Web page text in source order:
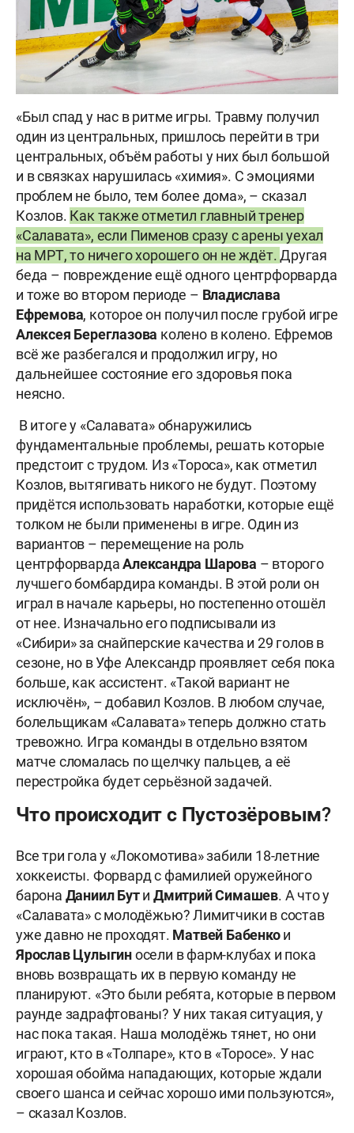
«Был спад у нас в ритме игры. Травму получил
один из центральных, пришлось перейти в три
центральных, объём работы у них был большой
и в связках нарушилась «химия». С эмоциями
проблем не было, тем более дома», – сказал
Козлов. Как также отметил главный тренер
«Салавата», если Пименов сразу с арены уехал
на МРТ, то ничего хорошего он не ждёт.Другая
беда – повреждение ещё одного центрфорварда
и тоже во втором периоде – Владислава
Ефремова, которое он получил после грубой игре
Алексея Береглазова колено в колено. Ефремов
всё же разбегался и продолжил игру, но
дальнейшее состояние его здоровья пока
неясно.
В итоге у «Салавата» обнаружились
фундаментальные проблемы, решать которые
предстоит с трудом. Из «Тороса», как отметил
Козлов, вытягивать никого не будут. Поэтому
придётся использовать наработки, которые ещё
толком не были применены в игре. Один из
вариантов – перемещение на роль
центрфорвардаАлександра Шарова – второго
лучшего бомбардира команды. В этой роли он
играл в начале карьеры, но постепенно отошёл
от нее. Изначально его подписывали из
«Сибири» за снайперские качества и 29 голов в
сезоне, но в Уфе Александр проявляет себя пока
больше, как ассистент. «Такой вариант не
исключён», – добавил Козлов. В любом случае,
болельщикам «Салавата» теперь должно стать
тревожно. Игра команды в отдельно взятом
матче сломалась по щелчку пальцев, а её
перестройка будет серьёзной задачей.
Что происходит с Пустозёровым?
Все три гола у «Локомотива» забили 18-летние
хоккеисты. Форвард с фамилией оружейного
барона Даниил БутиДмитрий Симашев. А что у
«Салавата» с молодёжью? Лимитчики в состав
уже давно не проходят. Матвей Бабенкои
Ярослав Цулыгиносели в фарм-клубах и пока
вновь возвращать их в первую команду не
планируют. «Это были ребята, которые в первом
раунде задрафтованы? У них такая ситуация, у
нас пока такая. Наша молодёжь тянет, но они
играют, кто в «Толпаре», кто в «Торосе». У нас
хорошая обойма нападающих, которые ждали
своего шанса и сейчас хорошо ими пользуются»,
– сказал Козлов.